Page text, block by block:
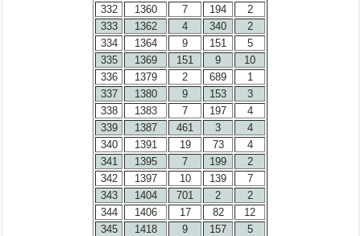
332
1360 7 194
2
333
1362 4 340
2
334
1364 9 151
5
335
1369 151 9
10
336
1379 2 689
1
337
1380 9 153
3
338
1383 7 197
4
339
1387 461 3
4
340
1391 19 73
4
341
1395 7 199
2
342
1397 10 139
7
343
1404 701 2
2
344
1406 17 82
12
345
1418 9 157
5